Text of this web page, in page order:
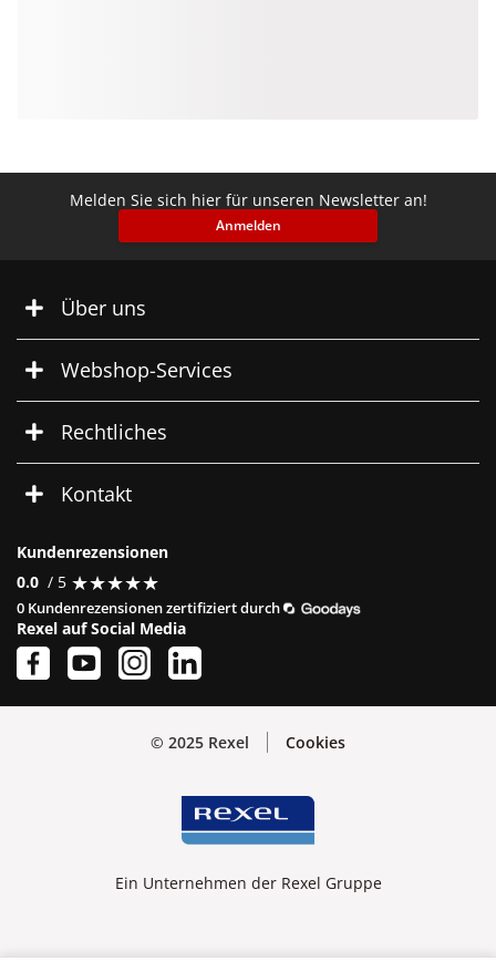
Melden Sie sich hier für unseren Newsletter an!
Anmelden
Über uns
Webshop-Services
Rechtliches
Kontakt
Kundenrezensionen
0.0 / 5 ★★★★★
★★★★★
0 Kundenrezensionen zertifiziert durch
Rexel auf Social Media
© 2025 Rexel Cookies
Ein Unternehmen der Rexel Gruppe